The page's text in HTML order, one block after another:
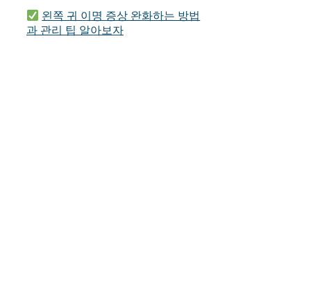
왼쪽 귀 이명 증상 완화하는 방법
과 관리 팁 알아보자